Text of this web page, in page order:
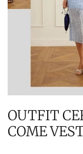
OUTFIT
COME